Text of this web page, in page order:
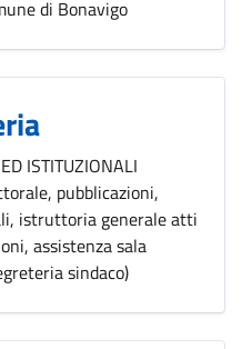
di Bonavigo
ISTITUZIONALI
pubblicazioni,
istruttoria generale atti
assistenza sala
sindaco)